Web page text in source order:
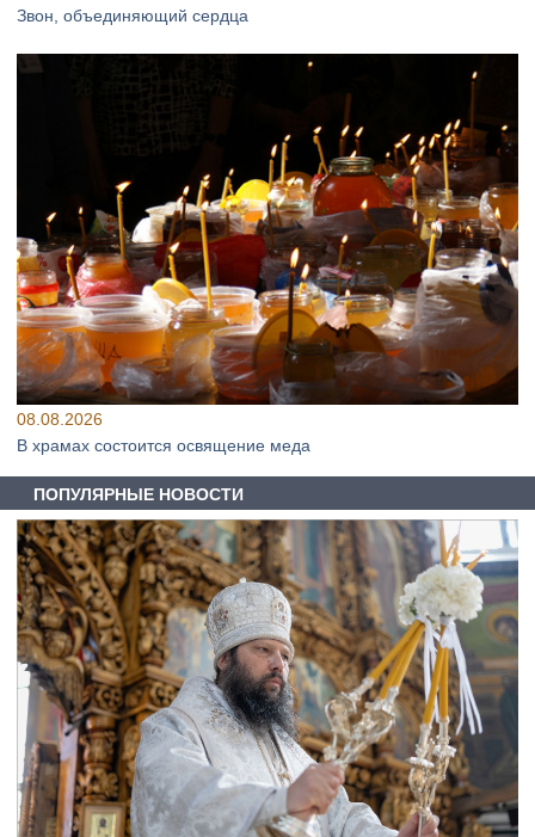
Звон, объединяющий сердца
08.08.2026
В храмах состоится освящение меда
ПОПУЛЯРНЫЕ НОВОСТИ